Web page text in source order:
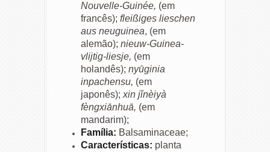
Nouvelle-Guinée, (em
francês); fleißiges lieschen
aus neuguinea, (em
alemão); nieuw-Guinea-
vlijtig-liesje, (em
holandês); nyūginia
inpachensu, (em
japonês);xin jǐnèiyà
fèngxiānhuā, (em
mandarim);
Família: Balsaminaceae;
Características: planta